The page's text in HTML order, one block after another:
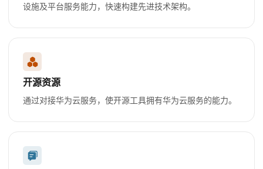
设施及平台服务能力，快速构建先进技术架构。
开源资源
通过对接华为云服务，使开源工具拥有华为云服务的能力。